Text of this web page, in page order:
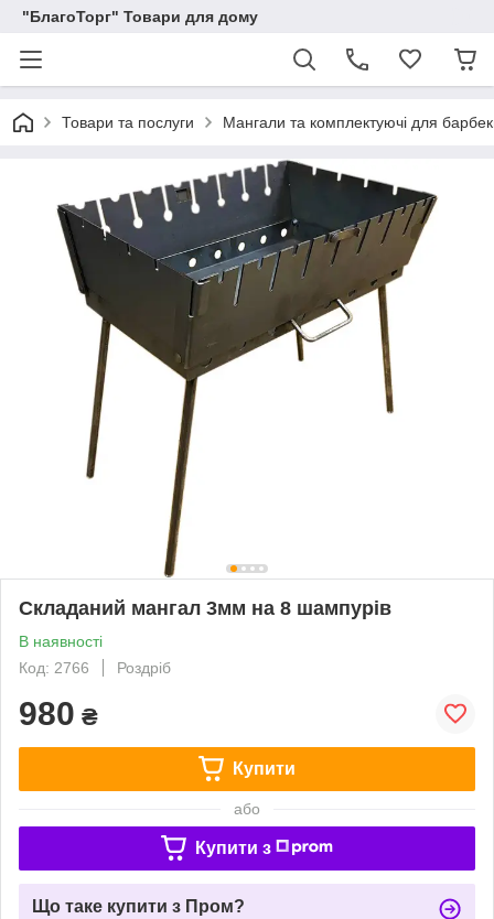
"БлагоТорг" Товари для дому
Товари та послуги Мангали та комплектуючі для
Складаний мангал 3мм на 8 шампурів
В наявності
Код: 2766
Роздріб
980 ₴
Купити
або
Купити з
Що таке купити з Пром?